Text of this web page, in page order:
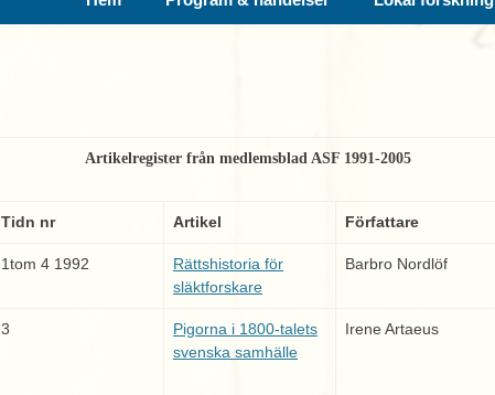
Artikelregister från medlemsblad ASF 1991-2005
Tidn nr Artikel Författare
1tom 4 1992
Rättshistoria för
släktforskare
Barbro Nordlöf
3
Pigorna i 1800-talets
svenska samhälle
Irene Artaeus